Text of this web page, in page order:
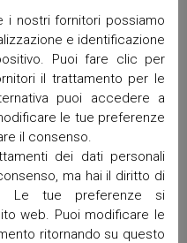
i nostri fornitori possiamo
e identificazione
Puoi fare clic per
il trattamento per le
puoi accedere a
le tue preferenze
il consenso.
dei dati personali
ma hai il diritto di
Le tue preferenze si
web. Puoi modificare le
ritornando su questo